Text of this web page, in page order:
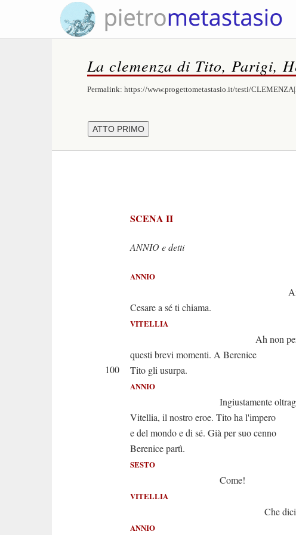
La clemenza di Tito, Parigi,
Permalink: https://www.progettometastasio.it/testi/
SCENA II
ANNIO e detti
ANNIO
Cesare a sé ti chiama.
VITELLIA
Ah non
questi brevi momenti. A Berenice
100
Tito gli usurpa.
ANNIO
Ingiustamente
Vitellia, il nostro eroe. Tito ha l'impero
e del mondo e di sé. Già per suo cenno
Berenice partì.
SESTO
Come!
VITELLIA
Che
ANNIO